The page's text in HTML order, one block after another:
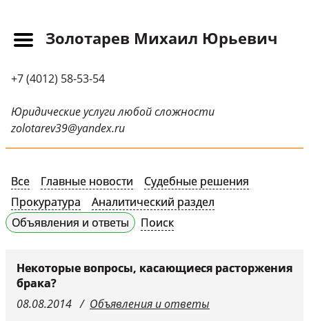
Прайс-лист
Новости
Обращения
Научные публикации
Контактная
информация
Судебные решения
СМИ о нас
Золотарев Михаил Юрьевич
+7 (4012) 58-53-54
Юридические услуги любой сложности
zolotarev39@yandex.ru
Все Главные новости
Судебные решения
Прокуратура
Аналитический раздел
Объявления и ответы
Поиск
Некоторые вопросы, касающиеся расторжения
брака?
08.08.2014
Объявления и ответы